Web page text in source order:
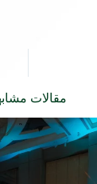
مقالات